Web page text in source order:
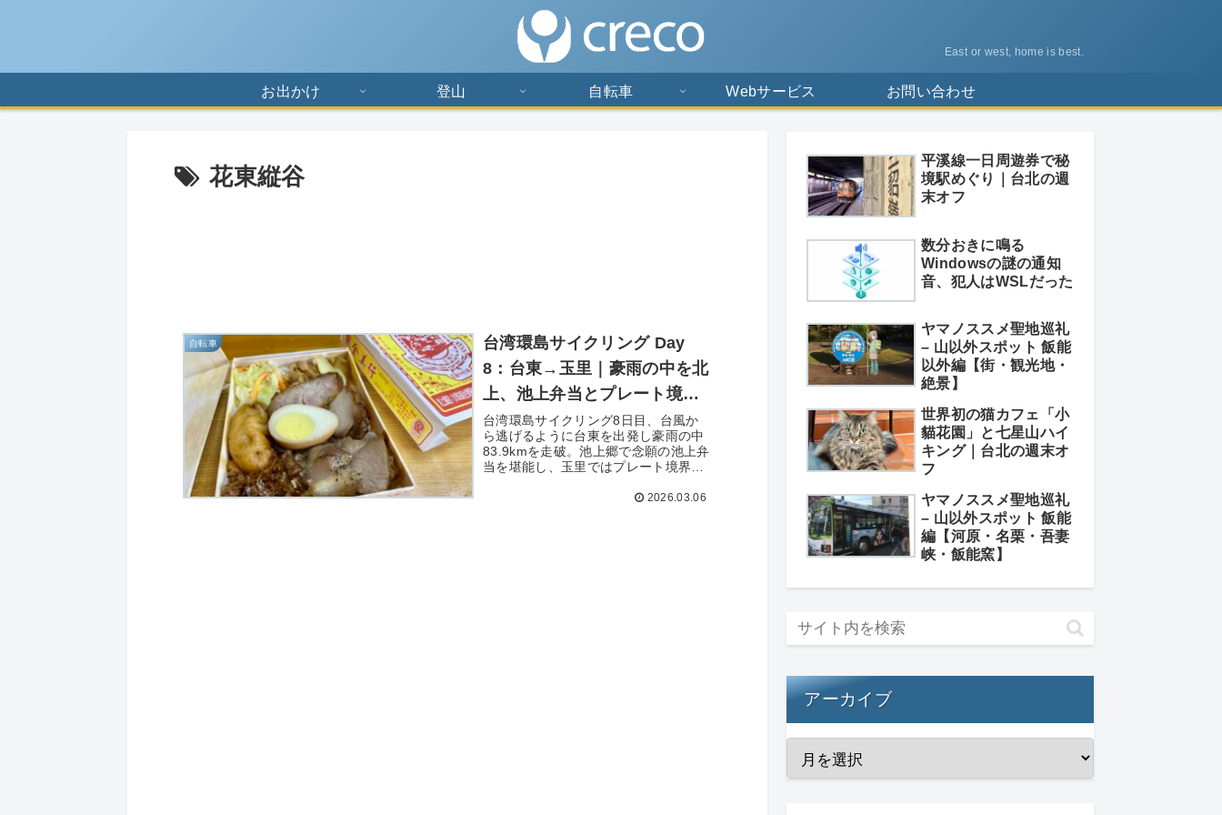
East or west, home is best.
お出かけ 登山 自転車 Webサービス お問い合わせ
花東縦谷
自転車
台湾環島サイクリング Day
8：台東→玉里｜豪雨の中を北
上、池上弁当とプレート境界
の街
台湾環島サイクリング8日目、台風か
ら逃げるように台東を出発し豪雨の中
83.9kmを走破。池上郷で念願の池上弁
当を堪能し、玉里ではプレート境界モ
を訪問。鴨肉麺の夕食、910 Hostelの
2026.03.06
平溪線一日周遊券で秘
境駅めぐり｜台北の週
末オフ
数分おきに鳴る
Windowsの謎の通知
音、犯人はWSLだった
ヤマノススメ聖地巡礼
– 山以外スポット 飯能
以外編【街・観光地・
絶景】
世界初の猫カフェ「小
貓花園」と七星山ハイ
キング｜台北の週末オ
フ
ヤマノススメ聖地巡礼
– 山以外スポット 飯能
編【河原・名栗・吾妻
峡・飯能窯】
アーカイブ